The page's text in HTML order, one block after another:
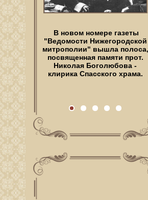
Ее дом стоит рядом с
храмом. Церковь
Всемилостивейшего Спаса,
Спас на Полтавке — его
Наталья Аникина видела из
окон с самого…